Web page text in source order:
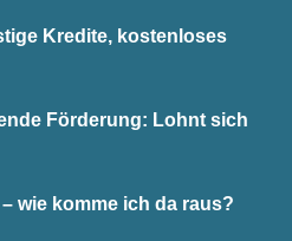
Kredite, kostenloses
Förderung: Lohnt sich
wie komme ich da raus?